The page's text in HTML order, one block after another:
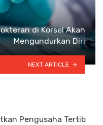
di Korsel Akan
Mengundurkan Diri
NEXT ARTICLE
Pengusaha Tertib